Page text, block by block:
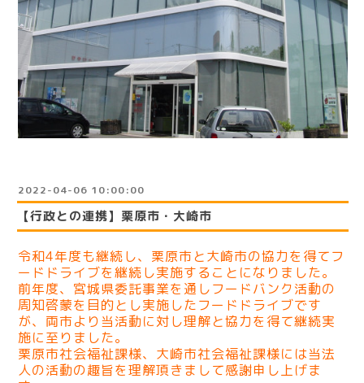
2022-04-06 10:00:00
【行政との連携】栗原市・大崎市
令和4年度も継続し、栗原市と大崎市の協力を得てフ
ードドライブを継続し実施することになりました。
前年度、宮城県委託事業を通しフードバンク活動の
周知啓蒙を目的とし実施したフードドライブです
が、両市より当活動に対し理解と協力を得て継続実
施に至りました。
栗原市社会福祉課様、大崎市社会福祉課様には当法
人の活動の趣旨を理解頂きまして感謝申し上げま